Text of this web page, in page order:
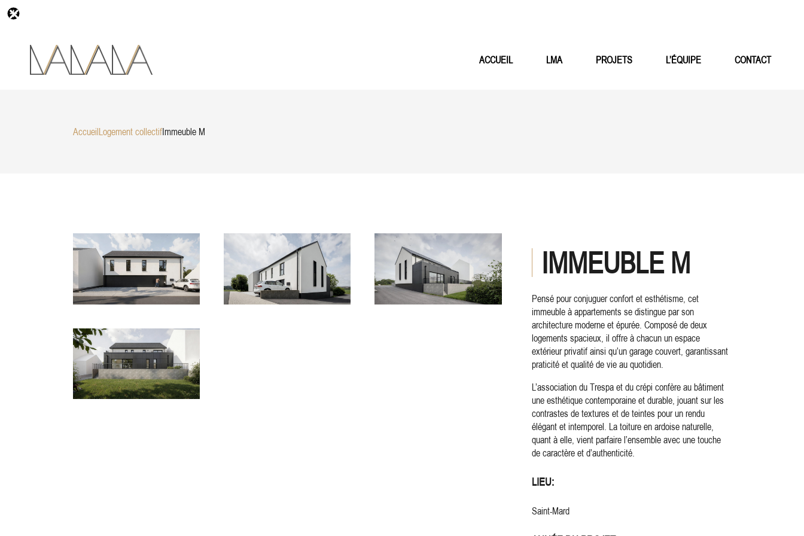
ACCUEIL LMA PROJETS L’ÉQUIPE CONTACT
AccueilLogement collectifImmeuble M
IMMEUBLE M
Pensé pour conjuguer confort et esthétisme, cet
immeuble à appartements se distingue par son
architecture moderne et épurée. Composé de deux
logements spacieux, il offre à chacun un espace
extérieur privatif ainsi qu’un garage couvert, garantissant
praticité et qualité de vie au quotidien.
L’association du Trespa et du crépi confère au bâtiment
une esthétique contemporaine et durable, jouant sur les
contrastes de textures et de teintes pour un rendu
élégant et intemporel. La toiture en ardoise naturelle,
quant à elle, vient parfaire l’ensemble avec une touche
de caractère et d’authenticité.
LIEU:
Saint-Mard